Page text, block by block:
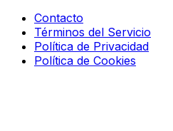
Contacto
Términos del Servicio
Política de Privacidad
Política de Cookies